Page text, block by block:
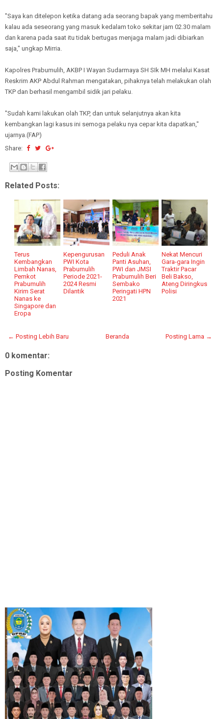
"Saya kan ditelepon ketika datang ada seorang bapak yang memberitahu
kalau ada seseorang yang masuk kedalam toko sekitar jam 02.30 malam
dan karena pada saat itu tidak bertugas menjaga malam jadi dibiarkan
saja," ungkap Mirria.
Kapolres Prabumulih, AKBP I Wayan Sudarmaya SH SIk MH melalui Kasat
Reskrim AKP Abdul Rahman mengatakan, pihaknya telah melakukan olah
TKP dan berhasil mengambil sidik jari pelaku.
"Sudah kami lakukan olah TKP, dan untuk selanjutnya akan kita
kembangkan lagi kasus ini semoga pelaku nya cepar kita dapatkan,"
ujarnya.(FAP)
Share:
Related Posts:
Terus
Kembangkan
Limbah Nanas,
Pemkot
Prabumulih
Kirim Serat
Nanas ke
Singapore dan
Eropa
Kepengurusan
PWI Kota
Prabumulih
Periode 2021-
2024 Resmi
Dilantik
Peduli Anak
Panti Asuhan,
PWI dan JMSI
Prabumulih Beri
Sembako
Peringati HPN
2021
Nekat Mencuri
Gara-gara Ingin
Traktir Pacar
Beli Bakso,
Ateng Diringkus
Polisi
← Posting Lebih Baru Posting Lama →
Beranda
0 komentar:
Posting Komentar